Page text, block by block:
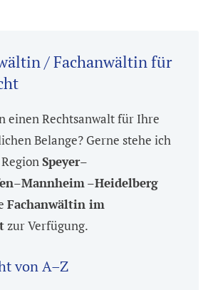
/ Fachanwältin für
einen Rechtsanwalt für Ihre
Belange? Gerne stehe ich
Speyer–
–Mannheim–Heidelberg
Fachanwältin im
zur Verfügung.
von A–Z